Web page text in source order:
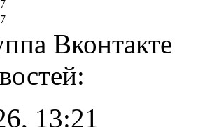
7
7
Вконтакте
13:21